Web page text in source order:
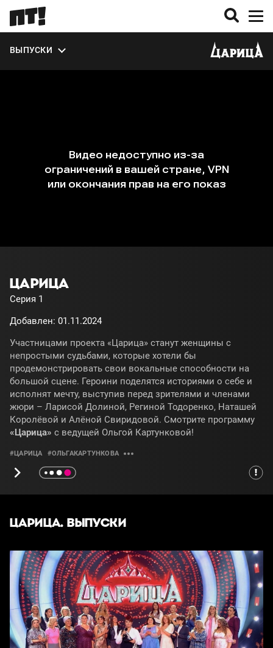
ВЫПУСКИ
О ПРОЕКТЕ
ЦАРИЦА
Серия 1
Добавлен: 01.11.2024
Участницами проекта «Царица» станут женщины с
непростыми судьбами, которые хотели бы
продемонстрировать свои вокальные способности на
большой сцене. Героини поделятся историями о себе и
исполнят мечту, выступив перед зрителями и членами
жюри – Ларисой Долиной, Региной Тодоренко, Наташей
Королёвой и Алёной Свиридовой. Смотрите программу
«Царица» с ведущей Ольгой Картунковой!
#ЦАРИЦА #ОЛЬГАКАРТУНКОВА
ЦАРИЦА. ВЫПУСКИ